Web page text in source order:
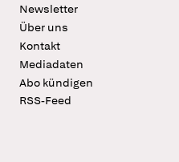
Newsletter
Über uns
Kontakt
Mediadaten
Abo kündigen
RSS-Feed